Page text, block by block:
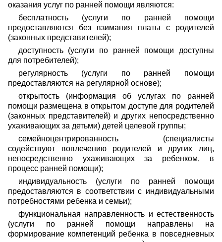
оказания услуг по ранней помощи являются:
бесплатность (услуги по ранней помощи
предоставляются без взимания платы с родителей
(законных представителей);
доступность (услуги по ранней помощи доступны
для потребителей);
регулярность (услуги по ранней помощи
предоставляются на регулярной основе);
открытость (информация об услугах по ранней
помощи размещена в открытом доступе для родителей
(законных представителей) и других непосредственно
ухаживающих за детьми) детей целевой группы;
семейноцентрированность (специалисты
содействуют вовлечению родителей и других лиц,
непосредственно ухаживающих за ребенком, в
процесс ранней помощи);
индивидуальность (услуги по ранней помощи
предоставляются в соответствии с индивидуальными
потребностями ребенка и семьи);
функциональная направленность и естественность
(услуги по ранней помощи направлены на
формирование компетенций ребенка в повседневных